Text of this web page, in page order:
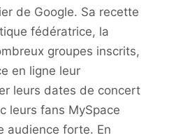
de Google. Sa recette
fédératrice, la
groupes inscrits,
en ligne leur
leurs dates de concert
leurs fans MySpace
audience forte. En